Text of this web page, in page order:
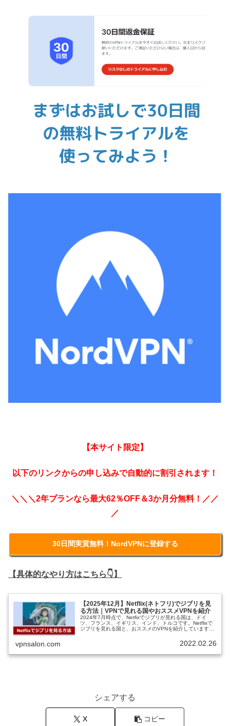
【本サイト限定】
以下のリンクからの申し込みで自動的に割引されます！
＼＼＼2年プランなら最大62％OFF＆3か月分無料！／／
／
30日間実質無料！NordVPNに登録する
【具体的なやり方はこちら👇】
【2025年12月】Netflix(ネトフリ)でジブリを見
る方法｜VPNで見れる国やおススメVPNを紹介
2024年7月時点で、Netfixでジブリが見れる国は、ドイ
ツ、フランス、イギリス、インド、トルコです。Netflixで
ジブリを見れる国と、おススメのVPNを紹介しています。
vpnsalon.com 2022.02.26
シェアする
X コピー